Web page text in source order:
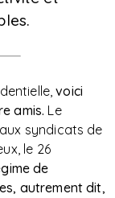
voici
amis. Le
syndicats de
le 26
de
autrement dit,